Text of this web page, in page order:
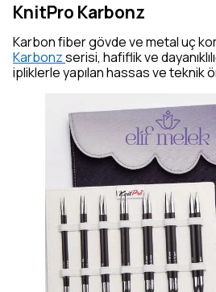
KnitPro Karbonz
Karbon fiber gövde ve metal uç
Karbonzserisi, hafiflik ve
ipliklerle yapılan hassas ve teknik